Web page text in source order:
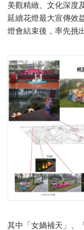
美觀精緻、文化深度
延續花燈最大宣傳效
燈會結束後，率先
其中「女媧補天」、